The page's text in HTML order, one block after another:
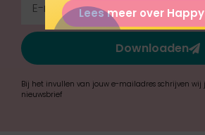
Downloaden
Bij het invullen van jouw e-mailadres schrijven wij
nieuwsbrief
Lees meer over